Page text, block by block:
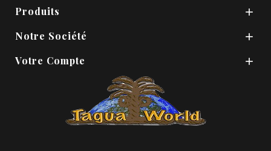
Produits 
Notre Société 
Votre Compte 